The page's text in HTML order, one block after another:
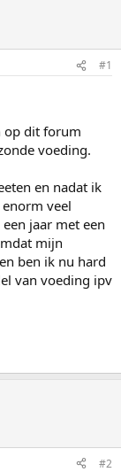
#1
op dit forum
voeding.
en nadat ik
veel
jaar met een
mijn
ben ik nu hard
van voeding ipv
#2